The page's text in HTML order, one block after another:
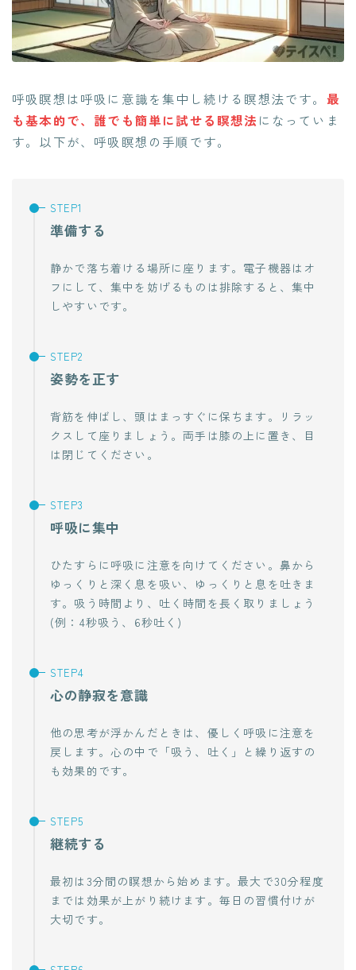
呼吸瞑想は呼吸に意識を集中し続ける瞑想法です。 最
も基本的で、誰でも簡単に試せる瞑想法 になっていま
す。以下が、呼吸瞑想の手順です。
準備する
静かで落ち着ける場所に座ります。電子機器はオ
フにして、集中を妨げるものは排除すると、集中
しやすいです。
姿勢を正す
背筋を伸ばし、頭はまっすぐに保ちます。リラッ
クスして座りましょう。両手は膝の上に置き、目
は閉じてください。
呼吸に集中
ひたすらに呼吸に注意を向けてください。鼻から
ゆっくりと深く息を吸い、ゆっくりと息を吐きま
す。吸う時間より、吐く時間を長く取りましょう
(例：4秒吸う、6秒吐く)
心の静寂を意識
他の思考が浮かんだときは、優しく呼吸に注意を
戻します。心の中で「吸う、吐く」と繰り返すの
も効果的です。
継続する
最初は3分間の瞑想から始めます。最大で30分程度
までは効果が上がり続けます。毎日の習慣付けが
大切です。